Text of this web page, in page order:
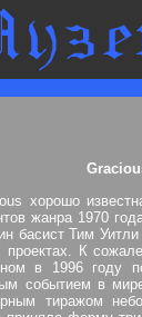
хорошо
жанра 1970
басист Тим
проектах. К
в 1996 году
событием в
тиражом